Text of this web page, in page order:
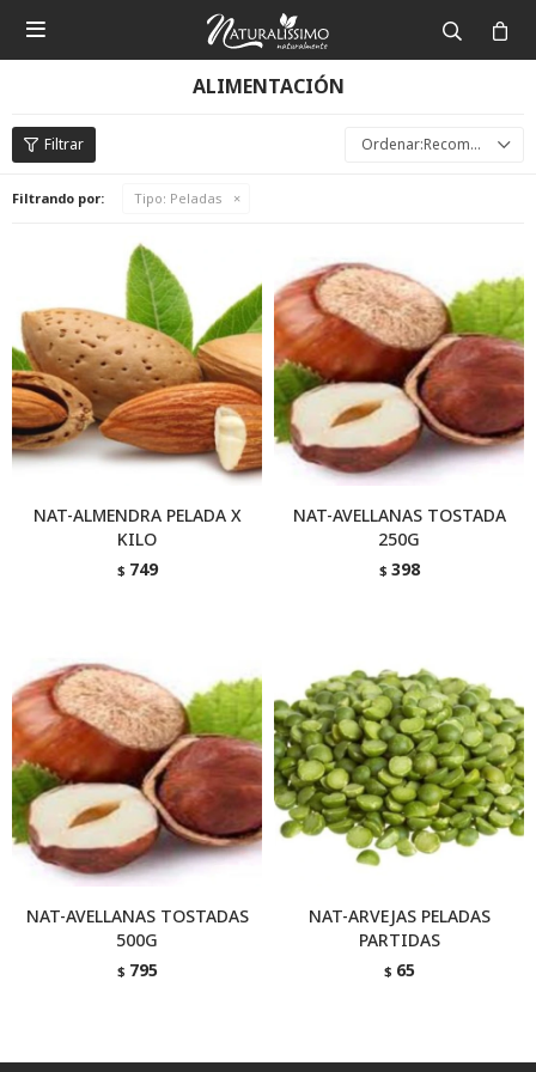

ALIMENTACIÓN
Recomendados
Filtrando por: Tipo: Peladas
NAT-ALMENDRA PELADA X
KILO
$ 749
NAT-AVELLANAS TOSTADA
250G
$ 398
NAT-AVELLANAS TOSTADAS
500G
$ 795
NAT-ARVEJAS PELADAS
PARTIDAS
$ 65